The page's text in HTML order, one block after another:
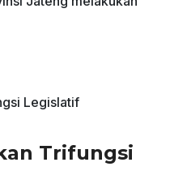
Trifungsi